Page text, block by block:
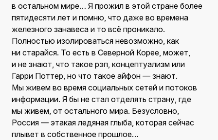
в остальном мире… Я прожил в этой стране более
пятидесяти лет и помню, что даже во времена
железного занавеса и то всё проникало.
Полностью изолироваться невозможно, как
ни старайся. То есть в Северной Корее, может,
и не знают, что такое рэп, концептуализм или
Гарри Поттер, но что такое айфон — знают.
Мы живем во время социальных сетей и потоков
информации. Я бы не стал отделять страну, где
мы живем, от остального мира. Безусловно,
Россия — этакая ледяная глыба, которая сейчас
плывет в собственное прошлое…